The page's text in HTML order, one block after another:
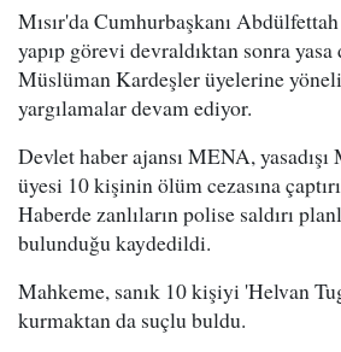
Mısır'da Cumhurbaşkanı
yapıp görevi devraldıktan sonra yasa
Müslüman Kardeşler üyelerine
yargılamalar devam ediyor.
Devlet haber ajansı MENA,
üyesi 10 kişinin ölüm cezasına
Haberde zanlıların polise saldırı
bulunduğu kaydedildi.
Mahkeme, sanık 10 kişiyi 'Helvan
kurmaktan da suçlu buldu.